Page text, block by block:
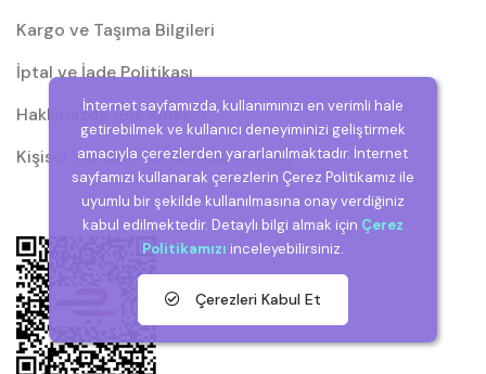
Kargo ve Taşıma Bilgileri
İptal ve İade Politikası
Hakkımızda (Biz Kimiz?)
Kişisel Verilerin Korunması (KVKK)
İnternet sayfamızda, kullanımınızı en verimli hale
getirebilmek ve kullanıcı deneyiminizi geliştirmek
amacıyla çerezlerden yararlanılmaktadır. İnternet
sayfamızı kullanarak çerezlerin Çerez Politikamız ile
uyumlu bir şekilde kullanılmasına onay verdiğiniz
kabul edilmektedir. Detaylı bilgi almak için Çerez
Politikamızı inceleyebilirsiniz.
Çerezleri Kabul Et